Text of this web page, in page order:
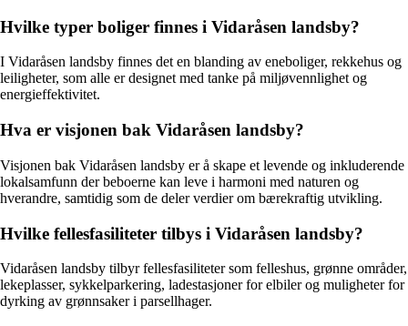
Hvilke typer boliger finnes i Vidaråsen landsby?
I Vidaråsen landsby finnes det en blanding av eneboliger, rekkehus og
leiligheter, som alle er designet med tanke på miljøvennlighet og
energieffektivitet.
Hva er visjonen bak Vidaråsen landsby?
Visjonen bak Vidaråsen landsby er å skape et levende og inkluderende
lokalsamfunn der beboerne kan leve i harmoni med naturen og
hverandre, samtidig som de deler verdier om bærekraftig utvikling.
Hvilke fellesfasiliteter tilbys i Vidaråsen landsby?
Vidaråsen landsby tilbyr fellesfasiliteter som felleshus, grønne områder,
lekeplasser, sykkelparkering, ladestasjoner for elbiler og muligheter for
dyrking av grønnsaker i parsellhager.